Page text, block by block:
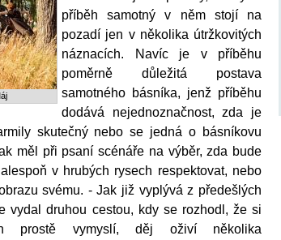
příběh samotný v něm stojí na
pozadí jen v několika útržkovitých
náznacích. Navíc je v příběhu
poměrně důležitá postava
samotného básníka, jenž příběhu
dodává nejednoznačnost, zda je
skutečný nebo se jedná o básníkovu
měl při psaní scénáře na výběr, zda bude
v hrubých rysech respektovat, nebo
svému. - Jak již vyplývá z předešlých
vydal druhou cestou, kdy se rozhodl, že si
prostě vymyslí, děj oživí několika